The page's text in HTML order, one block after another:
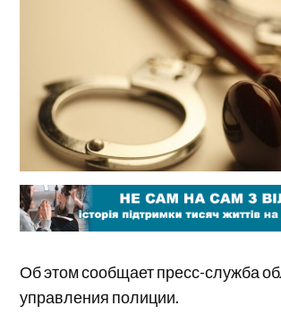
Об этом сообщает пресс-служба
управления полиции.